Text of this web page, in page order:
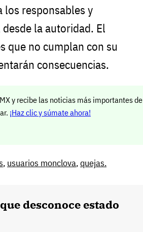
responsables y
la autoridad. El
que no cumplan con su
consecuencias.
y recibe las noticias más importantes de
¡Haz clic y súmate ahora!
, usuarios monclova,quejas.
desconoce estado